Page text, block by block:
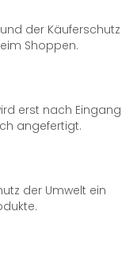
der Käuferschutz
Shoppen.
erst nach Eingang
angefertigt.
der Umwelt ein